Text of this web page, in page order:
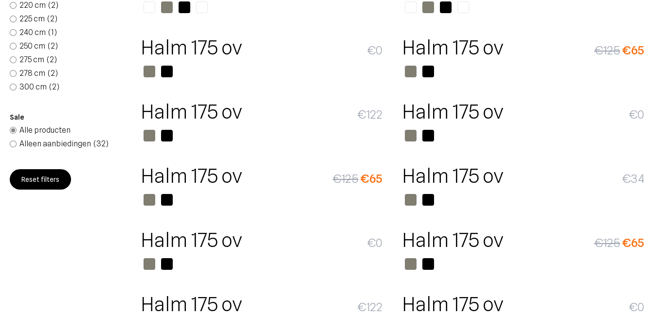
220 cm (2)
225 cm (2)
240 cm (1)
250 cm (2)
275 cm (2)
278 cm (2)
300 cm (2)
Sale
Alle producten
Alleen aanbiedingen (32)
Reset filters
Halm 175 ov €0 Halm 175 ov €125€65
Halm 175 ov €122 Halm 175 ov €0
Halm 175 ov €125€65 Halm 175 ov €34
Halm 175 ov €0 Halm 175 ov €125€65
Halm 175 ov €122 Halm 175 ov €0